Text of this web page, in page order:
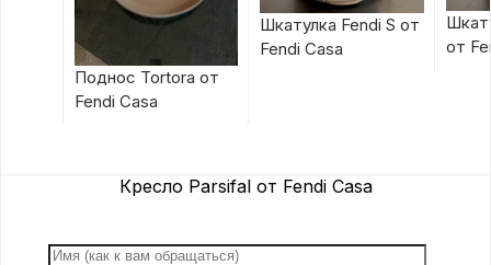
Поднос Tortora от
Fendi Casa
Шкатулка Fendi S от
Fendi Casa
от
Кресло Parsifal от Fendi Casa